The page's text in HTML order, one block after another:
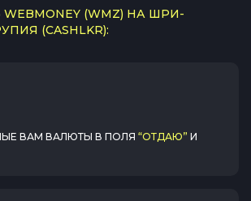
(WMZ) НА ШРИ-
(CASHLKR):
ВАМ ВАЛЮТЫ В ПОЛЯ “ОТДАЮ” И